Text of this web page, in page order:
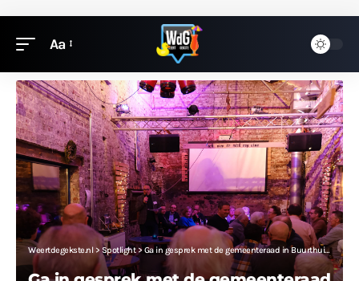
Aa
Weertdegekste.nl> Spotlight>Ga in gesprek met de gemeenteraad in Buurthuis Moesel